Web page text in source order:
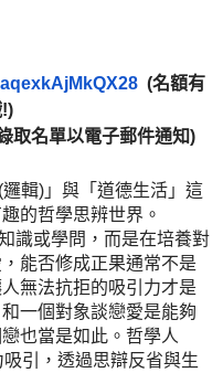
(名額有
取名單以電子郵件通知)
輯)」與「道德生活」這
的哲學思辨世界。
或學問，而是在培養對
能否修成正果通常不是
無法抗拒的吸引力才是
一個對象談戀愛是能夠
也當是如此。哲學人
引，透過思辯反省與生